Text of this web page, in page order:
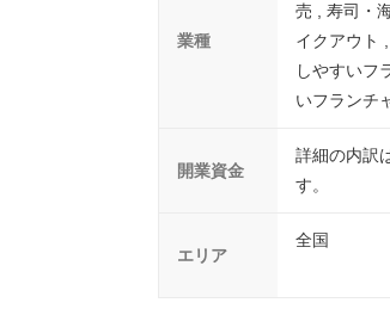
業種
売 , 寿司・
イクアウト
しやすいフ
いフランチ
開業資金
詳細の内訳
す。
エリア
全国